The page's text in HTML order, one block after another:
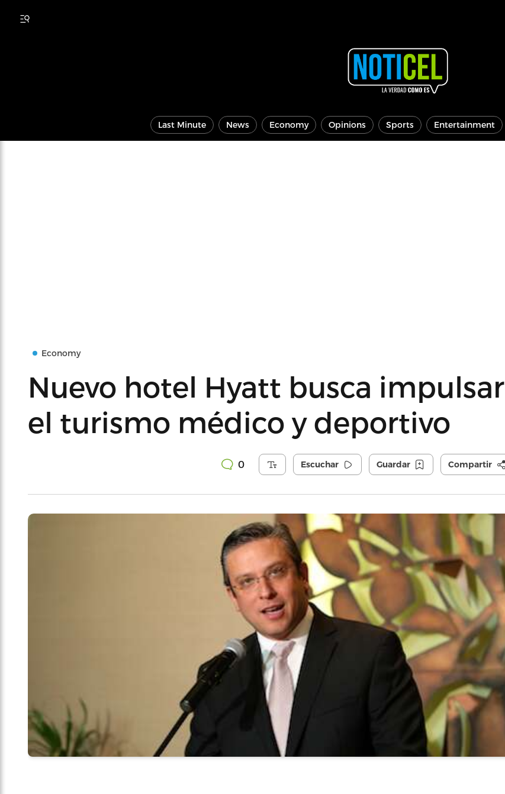
Last Minute News Economy Opinions Sports Entertainment
Economy
Nuevo hotel Hyatt busca impulsar
el turismo médico y deportivo
0 Escuchar Guardar Compartir